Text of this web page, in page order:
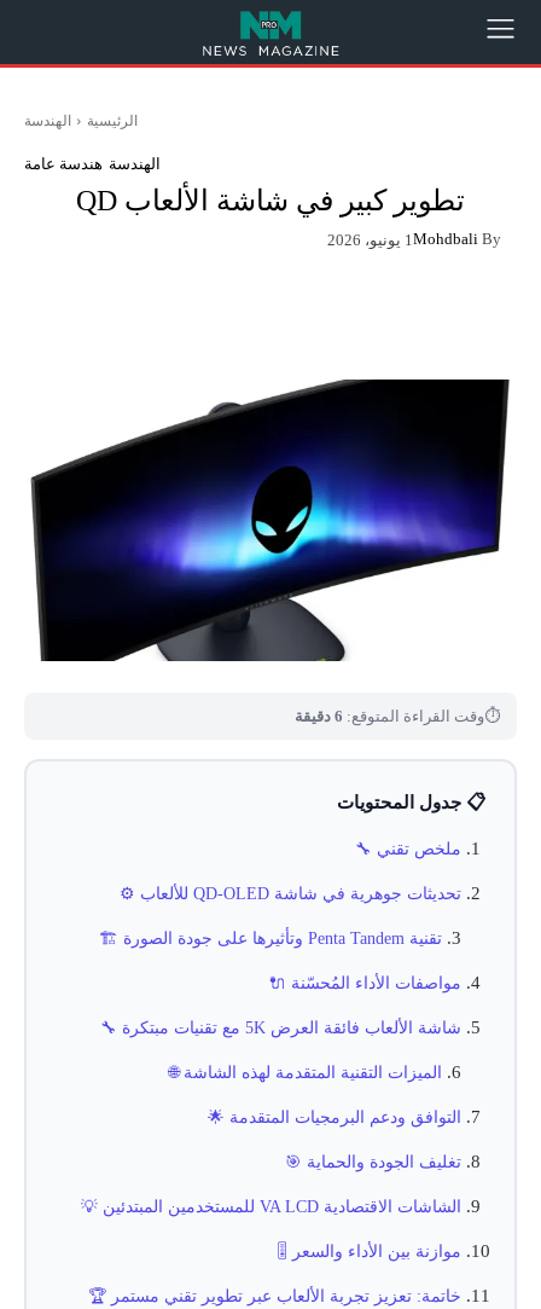
الرئيسية الهندسة
الهندسة هندسة عامة
تطوير كبير في شاشة الألعاب QD
By
Mohdbali 1 يونيو، 2026
⏱وقت القراءة المتوقع: 6 دقيقة
📋 جدول المحتويات
ملخص تقني 🔧
تحديثات جوهرية في شاشة QD-OLED للألعاب ⚙️
تقنية Penta Tandem وتأثيرها على جودة الصورة 🏗️
مواصفات الأداء المُحسّنة 🔌
شاشة الألعاب فائقة العرض 5K مع تقنيات مبتكرة 🔧
الميزات التقنية المتقدمة لهذه الشاشة 🌐
التوافق ودعم البرمجيات المتقدمة 🌟
تغليف الجودة والحماية 🎯
الشاشات الاقتصادية VA LCD للمستخدمين المبتدئين 💡
موازنة بين الأداء والسعر 🎚️
خاتمة: تعزيز تجربة الألعاب عبر تطوير تقني مستمر 🏆